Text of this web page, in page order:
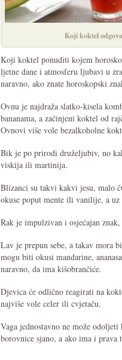
Koji koktel
Koji koktel ponuditi kojem
ljetne dane i atmosferu ljubavi u
naravno, ako znate horoskopski
Ovnu je najdraža slatko-kisela
bananama, a začinjeni koktel od
Ovnovi više vole bezalkoholne
Bik je po prirodi druželjubiv, no
viskija ili martinija.
Blizanci su takvi kakvi jesu, malo
okuse poput mente ili vanilije, a
Rak je impulzivan i osjećajan
Lav je prepun sebe, a takav mora
mogu biti okusi mandarine,
naravno, da ima kišobrančiće.
Djevica će odlično reagirati na
najviše vole celer ili cvjetaču.
Vaga jednostavno ne može
borovnice sjano, a ako ima i